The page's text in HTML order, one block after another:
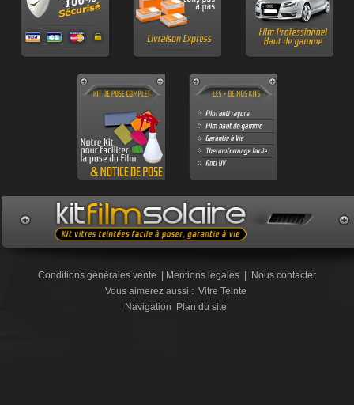
Conditions générales vente | Mentions legales | Nous contacter
Vous aimerez aussi : Vitre Teinte
Navigation Plan du site